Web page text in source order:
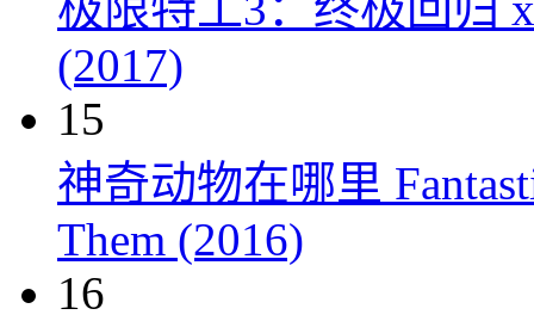
(2017)
15
神奇动物在哪里
Them (2016)
16